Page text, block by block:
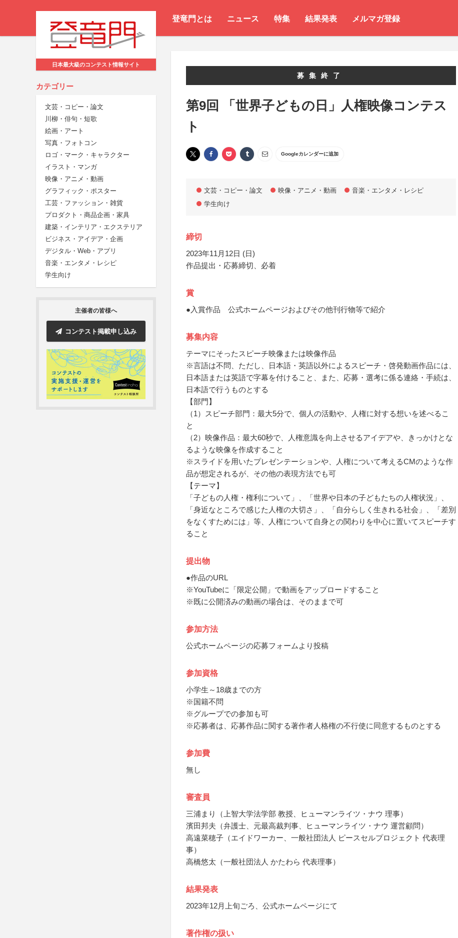
登竜門とは ニュース 特集 結果発表 メルマガ登録
日本最大級のコンテスト情報サイト
カテゴリー
文芸・コピー・論文
川柳・俳句・短歌
絵画・アート
写真・フォトコン
ロゴ・マーク・キャラクター
イラスト・マンガ
映像・アニメ・動画
グラフィック・ポスター
工芸・ファッション・雑貨
プロダクト・商品企画・家具
建築・インテリア・エクステリア
ビジネス・アイデア・企画
デジタル・Web・アプリ
音楽・エンタメ・レシピ
学生向け
主催者の皆様へ
コンテスト掲載申し込み
募集終了
第9回 「世界子どもの日」人権映像コンテス
ト
Googleカレンダーに追加
文芸・コピー・論文 映像・アニメ・動画
音楽・エンタメ・レシピ
学生向け
締切
2023年11月12日 (日)
作品提出・応募締切、必着
賞
●入賞作品 公式ホームページおよびその他刊行物等で紹介
募集内容
テーマにそったスピーチ映像または映像作品
※言語は不問、ただし、日本語・英語以外によるスピーチ・啓発動画作品には、
日本語または英語で字幕を付けること、また、応募・選考に係る連絡・手続は、
日本語で行うものとする
【部門】
（1）スピーチ部門：最大5分で、個人の活動や、人権に対する想いを述べるこ
と
（2）映像作品：最大60秒で、人権意識を向上させるアイデアや、きっかけとな
るような映像を作成すること
※スライドを用いたプレゼンテーションや、人権について考えるCMのような作
品が想定されるが、その他の表現方法でも可
【テーマ】
「子どもの人権・権利について」、「世界や日本の子どもたちの人権状況」、
「身近なところで感じた人権の大切さ」、「自分らしく生きれる社会」、「差別
をなくすためには」等、人権について自身との関わりを中心に置いてスピーチす
ること
提出物
●作品のURL
※YouTubeに「限定公開」で動画をアップロードすること
※既に公開済みの動画の場合は、そのままで可
参加方法
公式ホームページの応募フォームより投稿
参加資格
小学生～18歳までの方
※国籍不問
※グループでの参加も可
※応募者は、応募作品に関する著作者人格権の不行使に同意するものとする
参加費
無し
審査員
三浦まり（上智大学法学部 教授、ヒューマンライツ・ナウ 理事）
濱田邦夫（弁護士、元最高裁判事、ヒューマンライツ・ナウ 運営顧問）
高遠菜穂子（エイドワーカー、一般社団法人 ピースセルプロジェクト 代表理
事）
高橋悠太（一般社団法人 かたわら 代表理事）
結果発表
2023年12月上旬ごろ、公式ホームページにて
著作権の扱い